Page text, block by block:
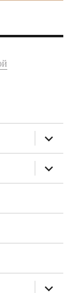
раскрыть
дочернее
меню
раскрыть
дочернее
меню
раскрыть